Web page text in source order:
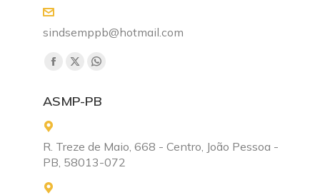
sindsemppb@hotmail.com
Encontre-nos em:
Facebook
opens
in
new
window
X
opens
new
window
Whatsapp
opens
new
window
ASMP-PB
R. Treze de Maio, 668 - Centro, João Pessoa -
PB, 58013-072